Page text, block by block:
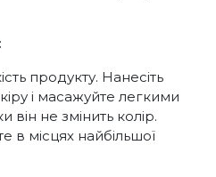
продукту. Нанесіть
і масажуйте легкими
він не змінить колір.
в місцях найбільшої